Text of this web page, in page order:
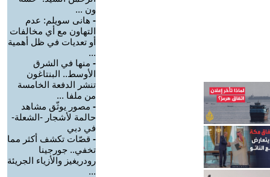
ون ...
- هانى سويلم: عدم
التهاون مع أي مخالفات
أو تعديات في ظل أهمية
...
- منها في الشرق
الأوسط.. البنتاغون
تنشر الدفعة الخامسة
من ملفا ...
- مصور يوثّق مشاهد
حالمة لأشجار -الشعلة-
في دبي
- قصّات تكشف أكثر مما
تخفي.. جورجينا
رودريغيز والأزياء الجريئة
...